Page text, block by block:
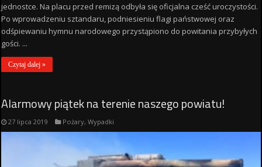
jednostce. Na placu przed remizą odbyła się oficjalna cześć uroczystości.
Po wprowadzeniu sztandaru, podniesieniu flagi państwowej oraz
odśpiewaniu hymnu narodowego przystąpiono do powitania przybyłych
gości. ...
Czytaj dalej »
Alarmowy piątek na terenie naszego powiatu!
27 lipca 2019 Pożary,Wypadki